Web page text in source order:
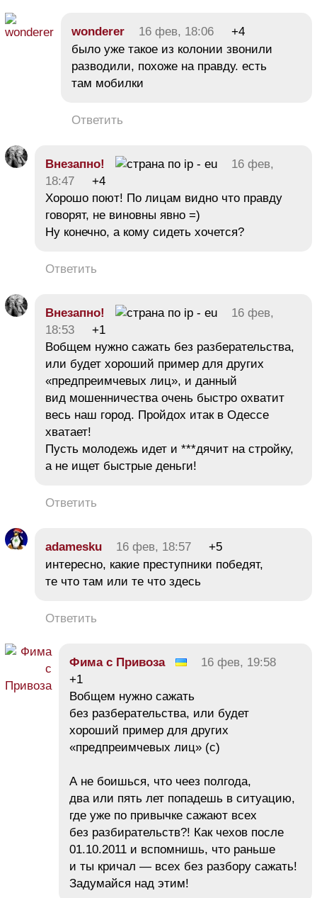
wonderer 16 фев, 18:06
+4
было уже такое из колонии звонили
разводили, похоже на правду. есть
там мобилки
Ответить
Внезапно!
16 фев,
18:47
+4
Хорошо поют! По лицам видно что правду
говорят, не виновны явно =)
Ну конечно, а кому сидеть хочется?
Ответить
Внезапно!
16 фев,
18:53
+1
Вобщем нужно сажать без разберательства,
или будет хороший пример для других
«предпреимчевых лиц», и данный
вид мошенничества очень быстро охватит
весь наш город. Пройдох итак в Одессе
хватает!
Пусть молодежь идет и ***дячит на стройку,
а не ищет быстрые деньги!
Ответить
adamesku 16 фев, 18:57
+5
интересно, какие преступники победят,
те что там или те что здесь
Ответить
Фима c Привоза
16 фев, 19:58
+1
Вобщем нужно сажать
без разберательства, или будет
хороший пример для других
«предпреимчевых лиц» (с)
А не боишься, что чеез полгода,
два или пять лет попадешь в ситуацию,
где уже по привычке сажают всех
без разбирательств?! Как чехов после
01.10.2011 и вспомнишь, что раньше
и ты кричал — всех без разбору сажать!
Задумайся над этим!